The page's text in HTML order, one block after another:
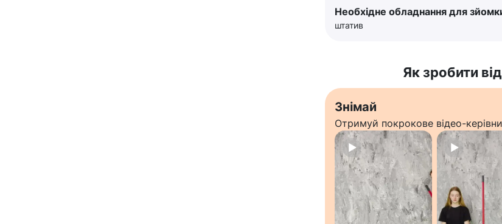
Необхідне обладнання для
штатив
Як зробити
Знімай
Отримуй покрокове відео-